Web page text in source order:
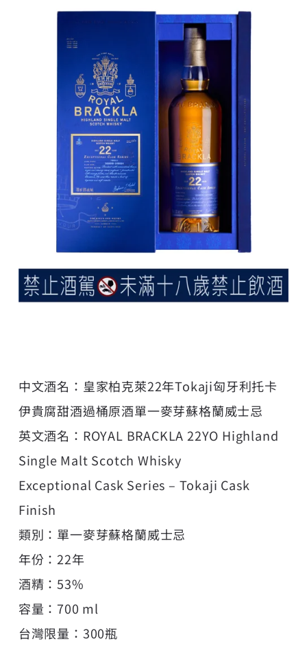
中文酒名：皇家柏克萊22年Tokaji匈牙利托卡
伊貴腐甜酒過桶原酒單一麥芽蘇格蘭威士忌
英文酒名：ROYAL BRACKLA 22YO Highland
Single Malt Scotch Whisky
Exceptional Cask Series – Tokaji Cask
Finish
類別：單一麥芽蘇格蘭威士忌
年份：22年
酒精：53%
容量：700 ml
台灣限量：300瓶